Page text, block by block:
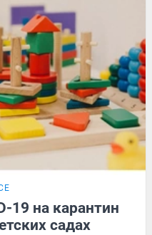
19 на карантин
садах